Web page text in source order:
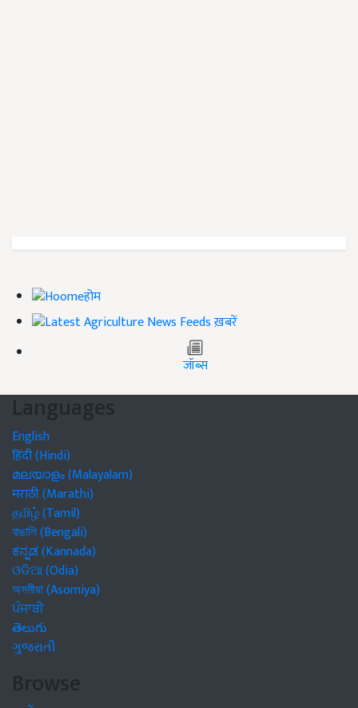
होम
ख़बरें
जॉब्स
Languages
English
हिंदी (Hindi)
മലയാളം (Malayalam)
मराठी (Marathi)
தமிழ் (Tamil)
বাঙালি (Bengali)
ಕನ್ನಡ (Kannada)
ଓଡିଆ (Odia)
অসমীয়া (Asomiya)
ਪੰਜਾਬੀ
తెలుగు
ગુજરાતી
Browse